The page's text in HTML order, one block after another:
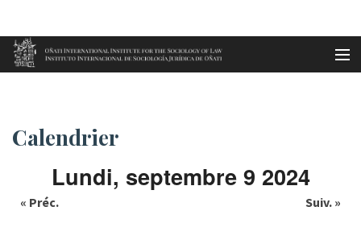
Aller au contenu principal
Calendrier
Calendrier
Lundi, septembre 9 2024
« Préc. Suiv. »